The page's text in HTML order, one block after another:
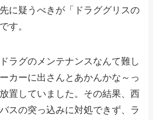
に疑うべきが「ドラググリスの
す。
ラグのメンテナンスなんて難し
カーに出さんとあかんかな～っ
置していました。その結果、西
スの突っ込みに対処できず、ラ